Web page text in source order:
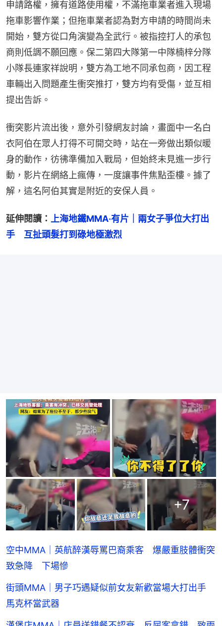
申請路權，擁有道路使用權，不滿拖車業者進入現場
拖車影響作業；但拖車業者認為對方申請的時間尚未
開始，雙方從口角演變為全武行。被指控打人的承包
商則低調不願回應。保二第四大隊第一中隊楠梓分隊
小隊長連家祥說明，雙方為工地不同承包商，因工程
車輛出入問題產生衝突推打，雙方均有受傷，並互相
提出告訴。
衝突影片流出後，意外引發網友討論，畫面中一名白
衣阿伯在眾人打得不可開交時，站在一旁做出類似暖
身的動作，彷彿準備加入戰局，但始終未見進一步行
動，影片在網絡上瘋傳，一度讓事件焦點歪樓。據了
解，這名阿伯其實是附近的安保人員。
延伸閱讀：
上海地鐵MMA‧有片｜兩女子爭位大打出
手　互扯頭髮打到碌地極激烈
+7
空中MMA｜英航醉漢辱罵巴裔乘客 爆嚴重肢體衝突
致急降 下場慘
街頭MMA｜男子巧遇疑似前女友新歡當場大打出手
馬克杯當武器